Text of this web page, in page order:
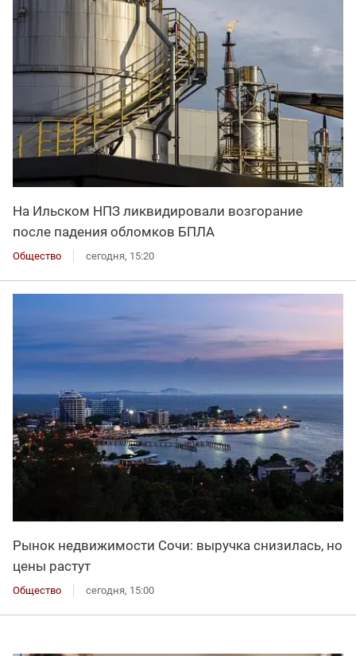
На Ильском НПЗ ликвидировали возгорание
после падения обломков БПЛА
Общество сегодня, 15:20
Рынок недвижимости Сочи: выручка снизилась, но
цены растут
Общество сегодня, 15:00